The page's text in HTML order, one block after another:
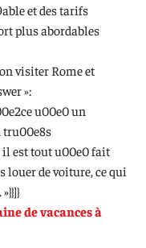
et des tarifs
plus abordables
on visiter Rome et
»:
u00e0 un
tru00e8s
il est tout u00e0 fait
louer de voiture, ce qui
de vacances à